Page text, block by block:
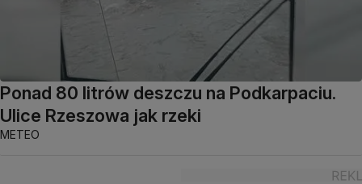
Ponad 80 litrów deszczu na Podkarpaciu.
Ulice Rzeszowa jak rzeki
METEO